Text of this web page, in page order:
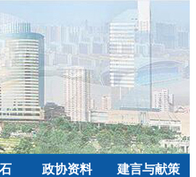
政协资料 建言与献策